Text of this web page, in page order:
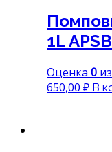
1L
Оценка 0
650,00 ₽ В